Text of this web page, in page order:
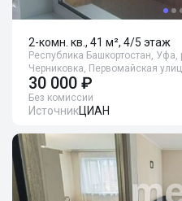
2-комн. кв., 41 м², 4/5 этаж
Республика Башкортостан,
Черниковка, Первомайская
30 000 ₽
Без комиссии
ИсточникЦИАН